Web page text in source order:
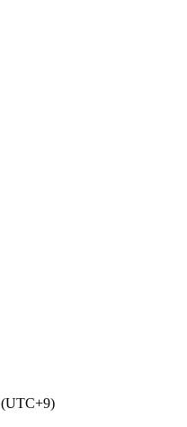
(UTC+9)